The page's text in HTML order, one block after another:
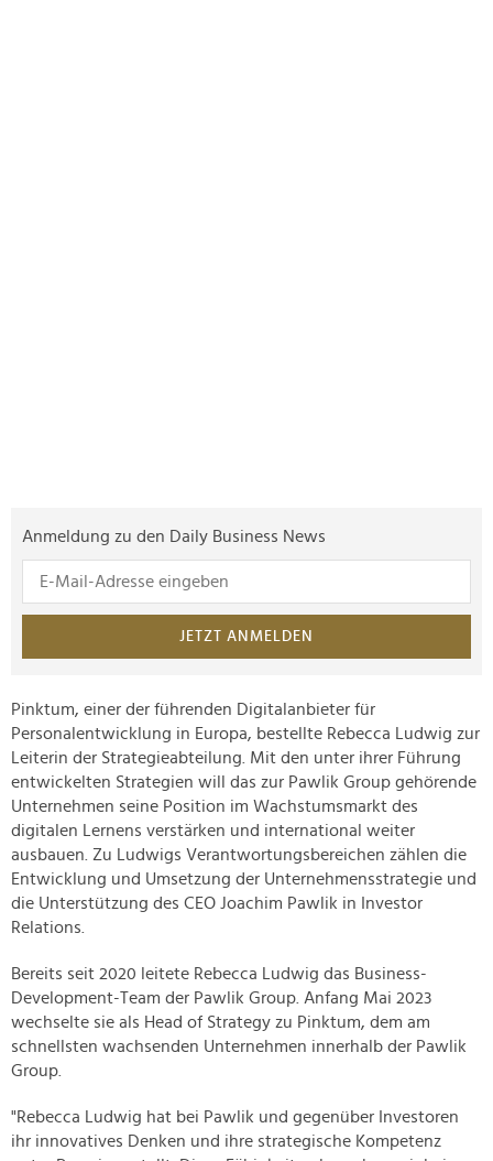
Anmeldung zu den Daily Business News
JETZT ANMELDEN
Pinktum, einer der führenden Digitalanbieter für
Personalentwicklung in Europa, bestellte Rebecca Ludwig zur
Leiterin der Strategieabteilung. Mit den unter ihrer Führung
entwickelten Strategien will das zur Pawlik Group gehörende
Unternehmen seine Position im Wachstumsmarkt des
digitalen Lernens verstärken und international weiter
ausbauen. Zu Ludwigs Verantwortungsbereichen zählen die
Entwicklung und Umsetzung der Unternehmensstrategie und
die Unterstützung des CEO Joachim Pawlik in Investor
Relations.
Bereits seit 2020 leitete Rebecca Ludwig das Business-
Development-Team der Pawlik Group. Anfang Mai 2023
wechselte sie als Head of Strategy zu Pinktum, dem am
schnellsten wachsenden Unternehmen innerhalb der Pawlik
Group.
"Rebecca Ludwig hat bei Pawlik und gegenüber Investoren
ihr innovatives Denken und ihre strategische Kompetenz